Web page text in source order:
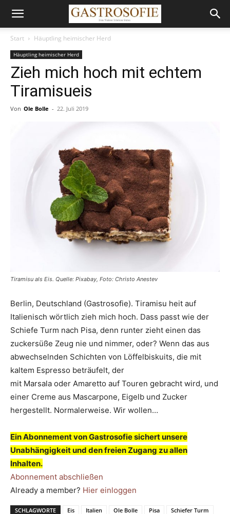
Start Häuptling heimischer Herd
Häuptling heimischer Herd
Zieh mich hoch mit echtem
Tiramisueis
Von Ole Bolle - 22. Juli 2019
Tiramisu als Eis. Quelle: Pixabay, Foto: Christo Anestev
Berlin, Deutschland (Gastrosofie). Tiramisu heit auf
Italienisch wörtlich zieh mich hoch. Dass passt wie der
Schiefe Turm nach Pisa, denn runter zieht einen das
zuckersüße Zeug nie und nimmer, oder? Wenn das aus
abwechselnden Schichten von Löffelbiskuits, die mit
kaltem Espresso beträufelt, der
mit Marsala oder Amaretto auf Touren gebracht wird, und
einer Creme aus Mascarpone, Eigelb und Zucker
hergestellt. Normalerweise. Wir wollen…
Ein Abonnement von Gastrosofie sichert unsere
Unabhängigkeit und den freien Zugang zu allen
Inhalten.
Abonnement abschließen
Already a member? Hier einloggen
SCHLAGWORTE Eis Italien Ole Bolle Pisa
Schiefer Turm